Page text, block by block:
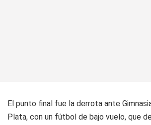
El punto final fue la derrota ante
Plata, con un fútbol de bajo vuelo, que